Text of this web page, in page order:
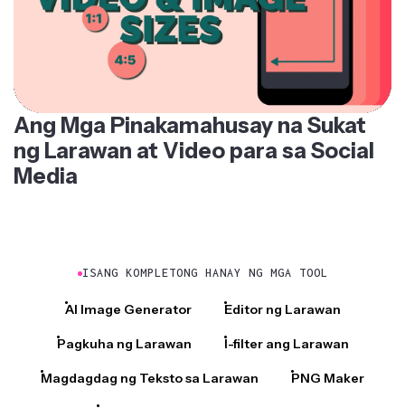
Ang Mga Pinakamahusay na Sukat
ng Larawan at Video para sa Social
Media